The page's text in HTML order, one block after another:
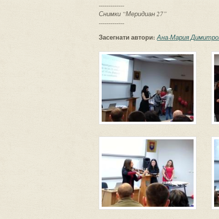
-------------
Снимки “Меридиан 27”
-------------
Засегнати автори:Ана-Мария